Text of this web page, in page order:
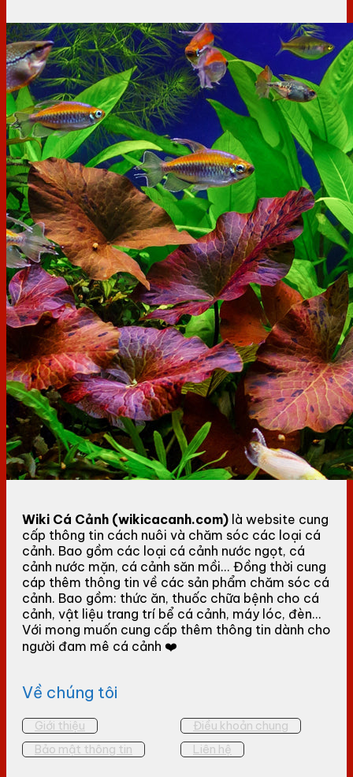
Wiki Cá Cảnh (wikicacanh.com) là website cung
cấp thông tin cách nuôi và chăm sóc các loại cá
cảnh. Bao gồm các loại cá cảnh nước ngọt, cá
cảnh nước mặn, cá cảnh săn mồi... Đồng thời cung
cáp thêm thông tin về các sản phẩm chăm sóc cá
cảnh. Bao gồm: thức ăn, thuốc chữa bệnh cho cá
cảnh, vật liệu trang trí bể cá cảnh, máy lóc, đèn...
Với mong muốn cung cấp thêm thông tin dành cho
người đam mê cá cảnh ❤️
Về chúng tôi
Giới thiệu
Điều khoản chung
Bảo mật thông tin
Liên hệ